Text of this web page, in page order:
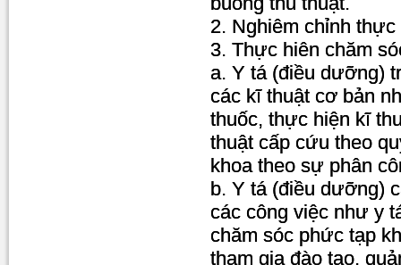
2. Nghiêm chỉnh
3. Thực hiên chăm
a. Y tá (điều dưỡng)
các kĩ thuật cơ bản
thuốc, thực hiện kĩ
thuật cấp cứu theo
khoa theo sự phân
b. Y tá (điều dưỡng)
các công việc như y
chăm sóc phức tạp
tham gia đào tạo,